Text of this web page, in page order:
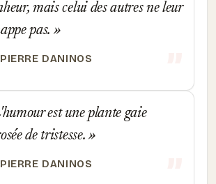
mais celui des autres ne leur
pas.
PIERRE DANINOS
est une plante gaie
de tristesse.
PIERRE DANINOS